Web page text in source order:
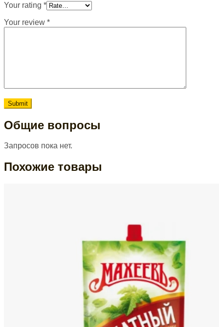
Your rating *
Your review *
Общие вопросы
Запросов пока нет.
Похожие товары